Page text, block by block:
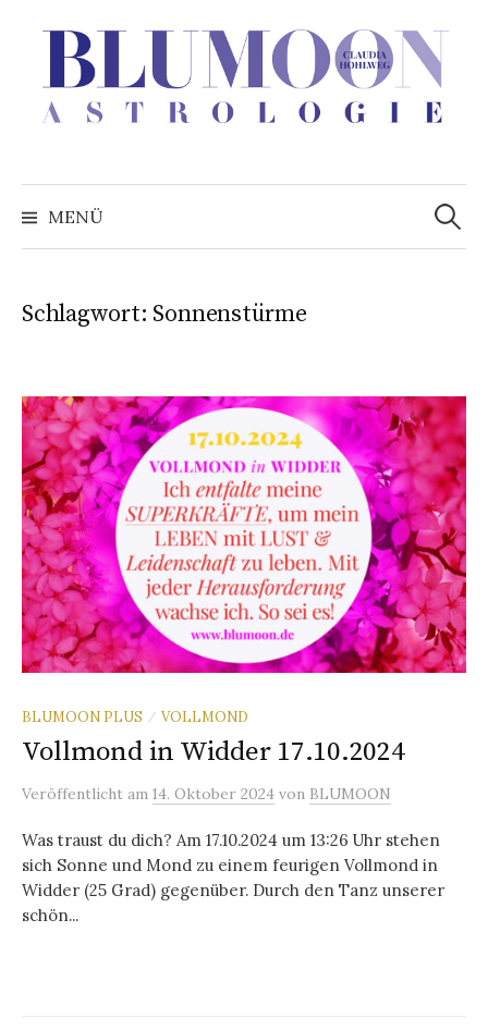
überspringen
MENÜ
Suchen
nach:
Schlagwort: Sonnenstürme
BLUMOON PLUS / VOLLMOND
Vollmond in Widder 17.10.2024
Veröffentlicht am 14. Oktober 2024 von BLUMOON
Was traust du dich? Am 17.10.2024 um 13:26 Uhr stehen
sich Sonne und Mond zu einem feurigen Vollmond in
Widder (25 Grad) gegenüber. Durch den Tanz unserer
schön...